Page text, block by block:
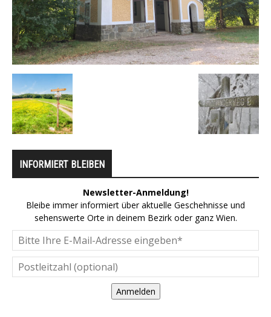
INFORMIERT BLEIBEN
Newsletter-Anmeldung!
Bleibe immer informiert über aktuelle Geschehnisse und
sehenswerte Orte in deinem Bezirk oder ganz Wien.
Anmelden